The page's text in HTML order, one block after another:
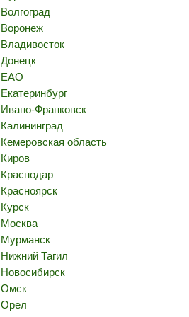
Волгоград
Воронеж
Владивосток
Донецк
ЕАО
Екатеринбург
Ивано-Франковск
Калининград
Кемеровская область
Киров
Краснодар
Красноярск
Курск
Москва
Мурманск
Нижний Тагил
Новосибирск
Омск
Орел